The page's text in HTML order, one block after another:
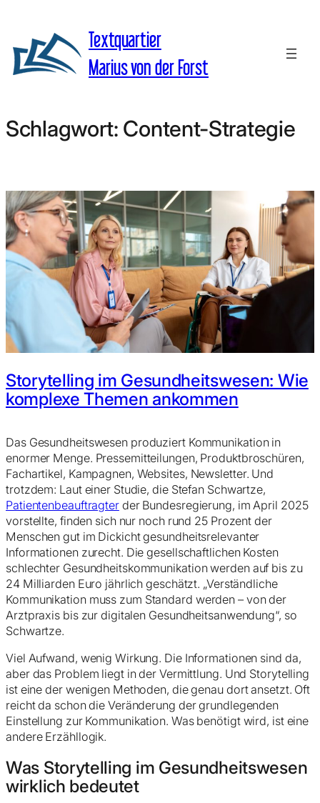
springen
Textquartier
Marius von der Forst
Schlagwort: Content-Strategie
Storytelling im Gesundheitswesen: Wie
komplexe Themen ankommen
Das Gesundheitswesen produziert Kommunikation in
enormer Menge. Pressemitteilungen, Produktbroschüren,
Fachartikel, Kampagnen, Websites, Newsletter. Und
trotzdem: Laut einer Studie, die Stefan Schwartze,
Patientenbeauftragterder Bundesregierung, im April 2025
vorstellte, finden sich nur noch rund 25 Prozent der
Menschen gut im Dickicht gesundheitsrelevanter
Informationen zurecht. Die gesellschaftlichen Kosten
schlechter Gesundheitskommunikation werden auf bis zu
24 Milliarden Euro jährlich geschätzt. „Verständliche
Kommunikation muss zum Standard werden – von der
Arztpraxis bis zur digitalen Gesundheitsanwendung“, so
Schwartze.
Viel Aufwand, wenig Wirkung. Die Informationen sind da,
aber das Problem liegt in der Vermittlung. Und Storytelling
ist eine der wenigen Methoden, die genau dort ansetzt. Oft
reicht da schon die Veränderung der grundlegenden
Einstellung zur Kommunikation. Was benötigt wird, ist eine
andere Erzähllogik.
Was Storytelling im Gesundheitswesen
wirklich bedeutet